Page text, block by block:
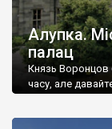
Алупка.
палац
Князь Воронцов
часу, але